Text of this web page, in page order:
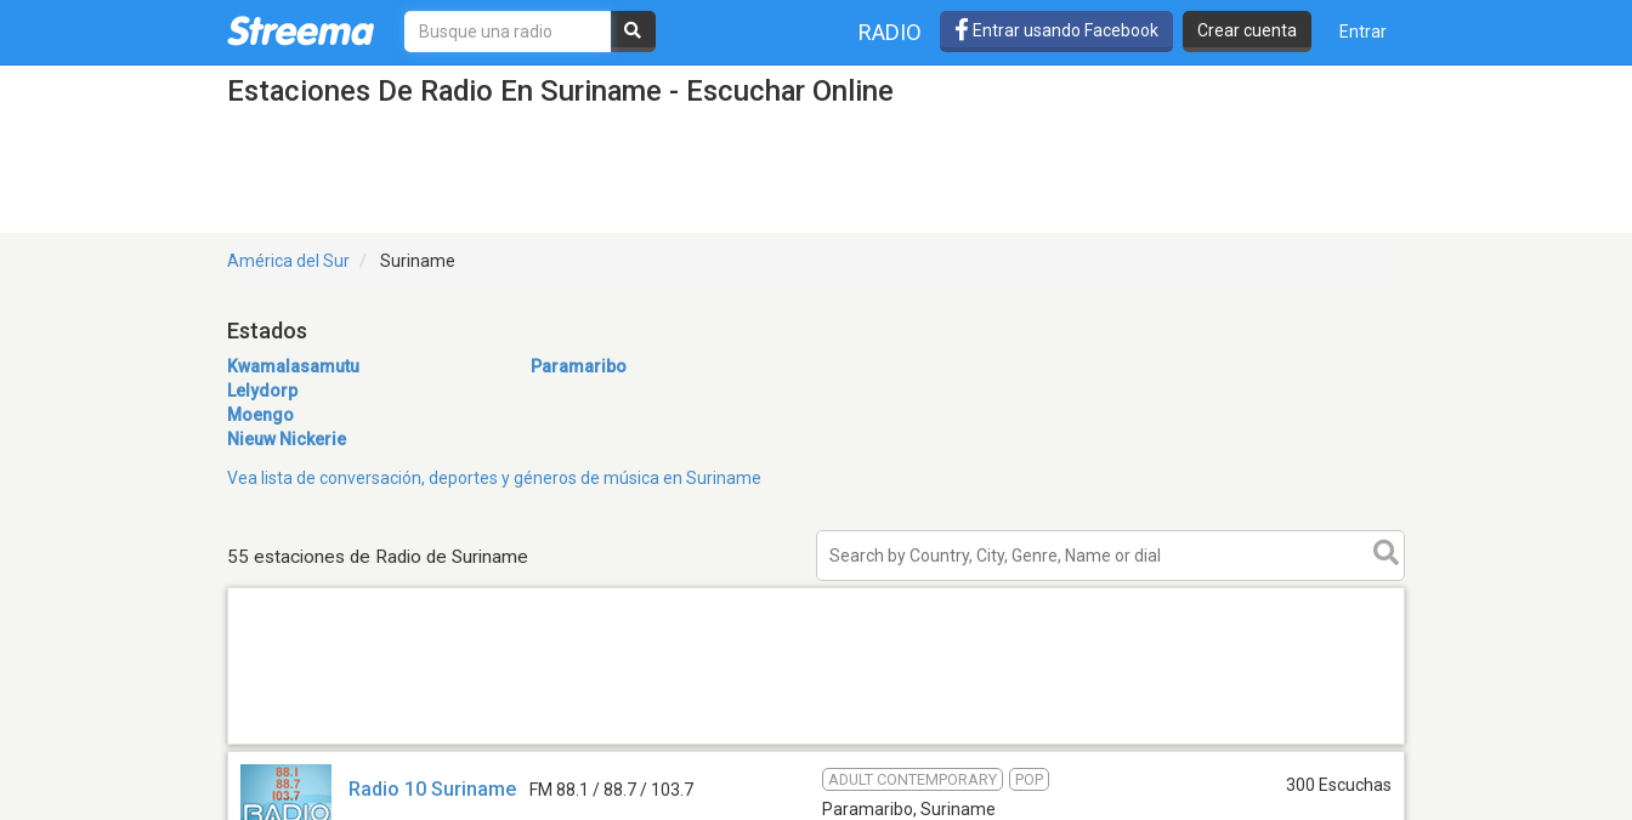
RADIO Entrar usando Facebook Crear cuenta Entrar
Estaciones De Radio En Suriname - Escuchar Online
América del Sur Suriname
Estados
Kwamalasamutu
Lelydorp
Moengo
Nieuw Nickerie
Paramaribo
Vea lista de conversación, deportes y géneros de música en Suriname
55 estaciones de Radio de Suriname
Radio 10 Suriname FM 88.1 / 88.7 / 103.7
ADULT CONTEMPORARY POP
Paramaribo, Suriname
300 Escuchas